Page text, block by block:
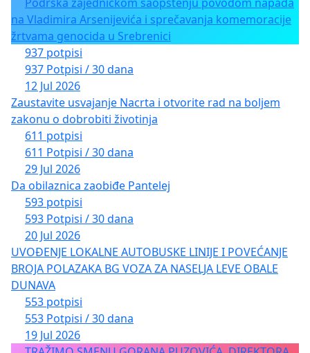
na Vladimira Arsenijevića i sprečavanja komemoracije
žrtvama genocida u Srebrenici
937 potpisi
937 Potpisi / 30 dana
12 Jul 2026
Zaustavite usvajanje Nacrta i otvorite rad na boljem
zakonu o dobrobiti životinja
611 potpisi
611 Potpisi / 30 dana
29 Jul 2026
Da obilaznica zaobiđe Pantelej
593 potpisi
593 Potpisi / 30 dana
20 Jul 2026
UVOĐENJE LOKALNE AUTOBUSKE LINIJE I POVEĆANJE
BROJA POLAZAKA BG VOZA ZA NASELJA LEVE OBALE
DUNAVA
553 potpisi
553 Potpisi / 30 dana
19 Jul 2026